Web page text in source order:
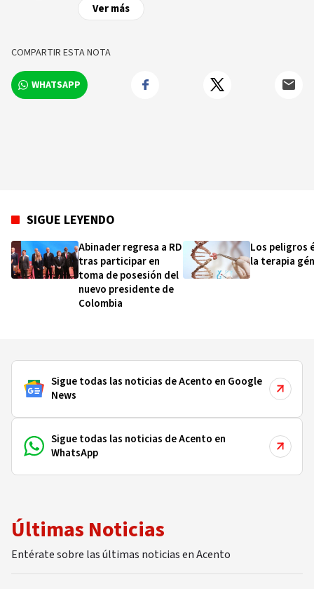
Ver más
COMPARTIR ESTA NOTA
WHATSAPP
SIGUE LEYENDO
Abinader regresa a RD
tras participar en
toma de posesión del
nuevo presidente de
Colombia
Los peligros
la terapia
Sigue todas las noticias de Acento en Google
News
Sigue todas las noticias de Acento en
WhatsApp